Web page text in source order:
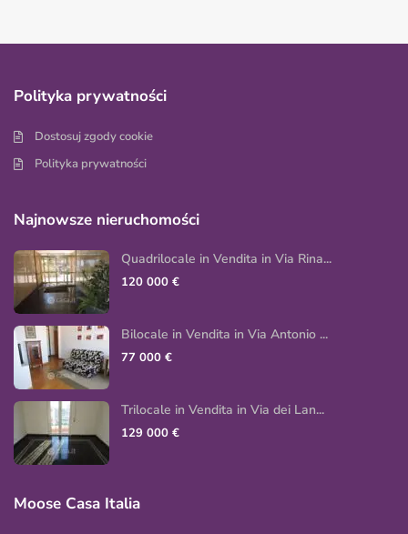
Polityka prywatności
Dostosuj zgody cookie
Polityka prywatności
Najnowsze nieruchomości
Quadrilocale in Vendita in Via Rina...
120 000 €
Bilocale in Vendita in Via Antonio ...
77 000 €
Trilocale in Vendita in Via dei Lan...
129 000 €
Moose Casa Italia